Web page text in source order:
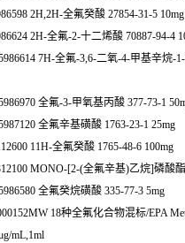
2H,2H-全氟癸酸 27854-31-5 10mg
2H-全氟-2-十二烯酸 70887-94-4
7H-全氟-3,6-二氧-4-甲基辛烷-
全氟-3-甲氧基丙酸 377-73-1
全氟辛基磺酸 1763-23-1 25mg
11H-全氟癸酸 1765-48-6 100mg
MONO-[2-(全氟辛基)乙烷]磷酸
全氟癸烷磺酸 335-77-3 5mg
18种全氟化合物混标/EPA
mL,1ml